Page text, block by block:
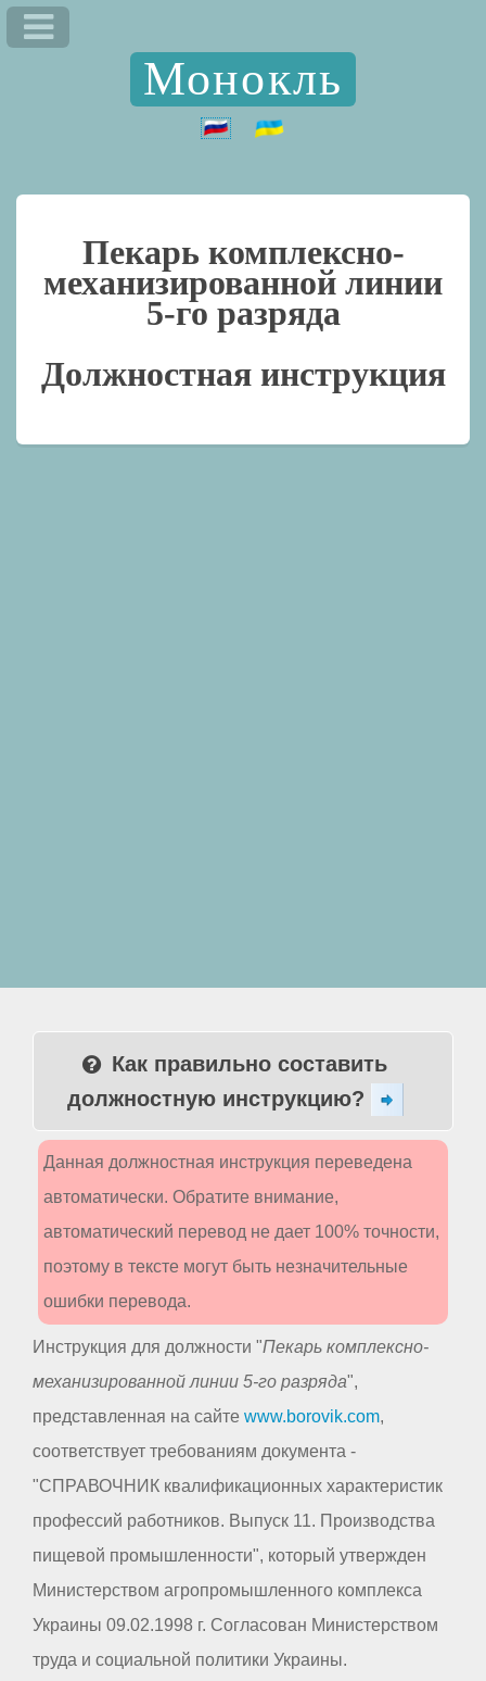
Монокль
Пекарь комплексно-
механизированной линии
5-го разряда
Должностная инструкция
Как правильно составить
должностную инструкцию?
Данная должностная инструкция переведена
автоматически. Обратите внимание,
автоматический перевод не дает 100% точности,
поэтому в тексте могут быть незначительные
ошибки перевода.
Инструкция для должности "Пекарь комплексно-
механизированной линии 5-го разряда",
представленная на сайте www.borovik.com,
соответствует требованиям документа -
"СПРАВОЧНИК квалификационных характеристик
профессий работников. Выпуск 11. Производства
пищевой промышленности", который утвержден
Министерством агропромышленного комплекса
Украины 09.02.1998 г. Согласован Министерством
труда и социальной политики Украины.